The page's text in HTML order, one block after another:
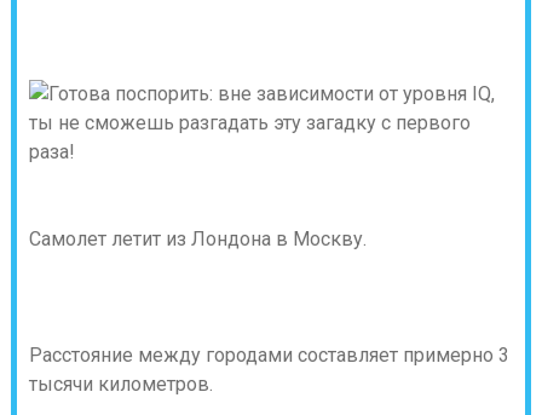
Самолет летит из Лондона в Москву.
Расстояние между городами составляет примерно 3
тысячи километров.